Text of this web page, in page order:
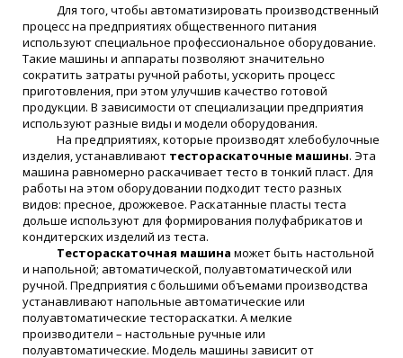
Для того, чтобы автоматизировать производственный
процесс на предприятиях общественного питания
используют специальное профессиональное оборудование.
Такие машины и аппараты позволяют значительно
сократить затраты ручной работы, ускорить процесс
приготовления, при этом улучшив качество готовой
продукции. В зависимости от специализации предприятия
используют разные виды и модели оборудования.
На предприятиях, которые производят хлебобулочные
изделия, устанавливают тестораскаточные машины. Эта
машина равномерно раскачивает тесто в тонкий пласт. Для
работы на этом оборудовании подходит тесто разных
видов: пресное, дрожжевое. Раскатанные пласты теста
дольше используют для формирования полуфабрикатов и
кондитерских изделий из теста.
Тестораскаточная машина может быть настольной
и напольной; автоматической, полуавтоматической или
ручной. Предприятия с большими объемами производства
устанавливают напольные автоматические или
полуавтоматические тестораскатки. А мелкие
производители – настольные ручные или
полуавтоматические. Модель машины зависит от